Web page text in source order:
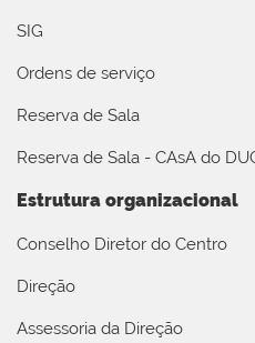
SIG
Ordens de serviço
Reserva de Sala
Reserva de Sala - CAsA do
Estrutura organizacional
Conselho Diretor do Centro
Direção
Assessoria da Direção